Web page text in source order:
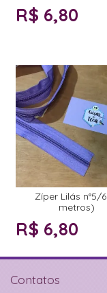
R$ 6,80
Zíper Lilás n°5/
metros)
R$ 6,80
Contatos